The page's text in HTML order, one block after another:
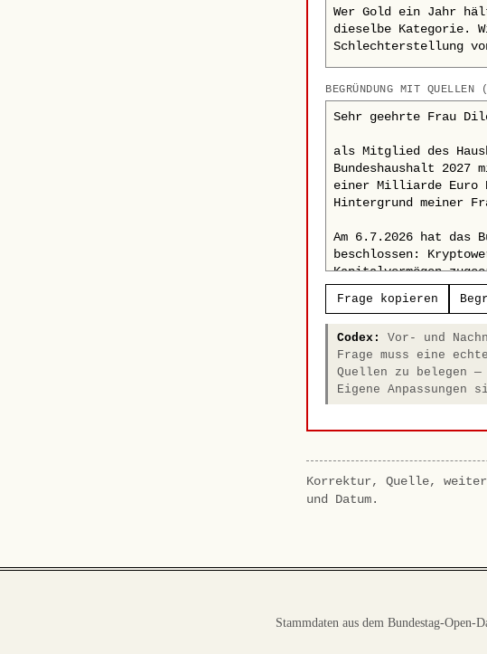
BEGRÜNDUNG MIT
Frage kopieren
Codex:
Vor- und
Frage muss eine
Quellen zu belegen
Eigene Anpassungen
Korrektur, Quelle,
und Datum.
Stammdaten aus dem Bundestag-Open-